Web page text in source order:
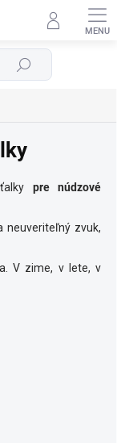
Hľadať
pre núdzové
neuveriteľný zvuk,
V zime, v lete, v